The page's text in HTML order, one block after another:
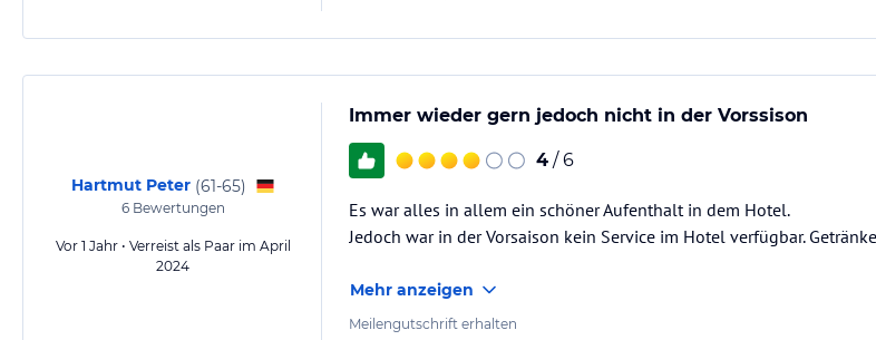
Hartmut Peter (61-65)
6Bewertungen
Vor 1 Jahr • Verreist als Paar im April
2024
Immer wieder gern jedoch nicht in der Vorssison
4 / 6
Es war alles in allem ein schöner Aufenthalt in dem Hotel.
Jedoch war in der Vorsaison kein Service im Hotel verfügbar.
Mehr anzeigen
Meilengutschrift erhalten